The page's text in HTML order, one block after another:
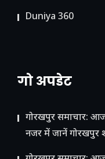
Duniya 360
गो अपडेट
गोरखपुर समाचार:
नजर में जानें गोरखपुर